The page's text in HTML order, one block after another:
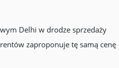
Delhi w drodze sprzedaży
zaproponuje tę samą cenę